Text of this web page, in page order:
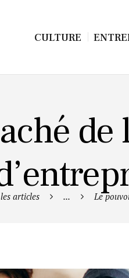
CULTURE
articles ... Le